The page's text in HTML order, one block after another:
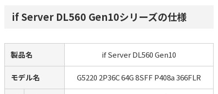
if Server DL560 Gen10シリーズの仕様
製品名 if Server DL560 Gen10
モデル名 G5220 2P36C 64G 8SFF P408a 366FLR